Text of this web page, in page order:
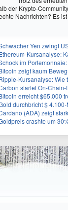
der Krypto-
Nachrichten? Es
Yen zwingt USA zur
Kursanalyse: Kann ETH die
im Portemonnaie: Darum kostet
zeigt kaum Bewegung nach schwachen US-
Kursanalyse: Wie tief kann XRP fallen, wenn
startet On-Chain-Derivate-
erreicht $65.000 trotz Rückschlag beim
durchbricht $ 4.100-Marke: Das
(ADA) zeigt starkes bullisches
crashte um 30% – jetzt